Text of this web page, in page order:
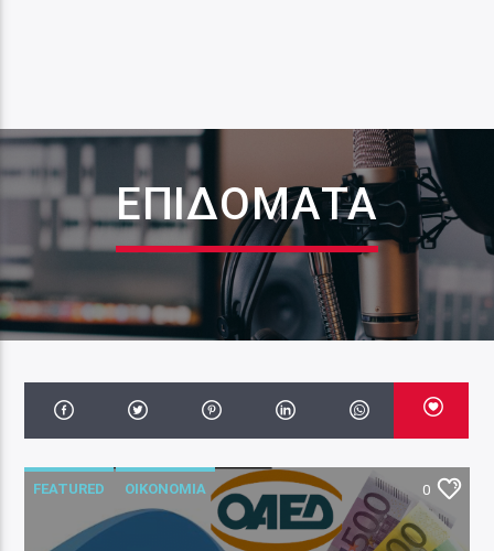
ΕΠΙΔΌΜΑΤΑ
FEATURED ΟΙΚΟΝΟΜΙΑ 0